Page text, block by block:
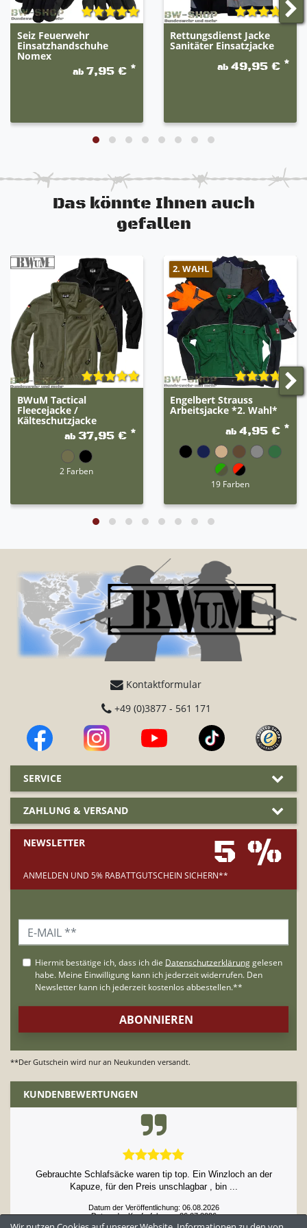
Seiz Feuerwehr
Einsatzhandschuhe
Nomex
ab7,95 € *
Rettungsdienst Jacke
Sanitäter Einsatzjacke
ab 49,95 € *
Das könnte Ihnen auch
gefallen
BWuM Tactical
Fleecejacke /
Kälteschutzjacke
ab37,95 € *
2 Farben
2. WAHL
Engelbert Strauss
Arbeitsjacke *2. Wahl*
ab 4,95 € *
19 Farben
Kontaktformular
+49 (0)3877 - 561 171
SERVICE
ZAHLUNG & VERSAND
NEWSLETTER 5 %
ANMELDEN UND 5% RABATTGUTSCHEIN SICHERN**
**Der Gutschein wird nur an Neukunden versandt.
KUNDENBEWERTUNGEN
Gebrauchte Schlafsäcke waren tip top. Ein Winzloch an der
Kapuze, für den Preis unschlagbar , bin ...
Datum der Veröffentlichung: 06.08.2026
Datum der Kauferfahrung: 26.07.2026